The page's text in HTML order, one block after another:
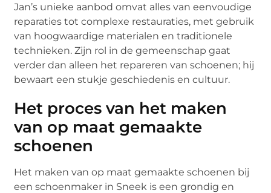
Jan’s unieke aanbod omvat alles van eenvoudige
reparaties tot complexe restauraties, met gebruik
van hoogwaardige materialen en traditionele
technieken. Zijn rol in de gemeenschap gaat
verder dan alleen het repareren van schoenen; hij
bewaart een stukje geschiedenis en cultuur.
Het proces van het maken
van op maat gemaakte
schoenen
Het maken van op maat gemaakte schoenen bij
een schoenmaker in Sneek is een grondig en